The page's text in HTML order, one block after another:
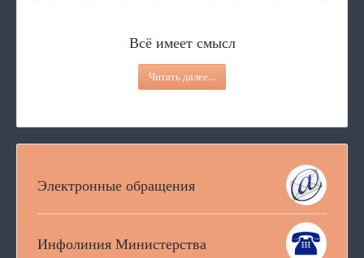
Всё имеет смысл
Читать далее...
Электронные обращения
Инфолиния Министерства